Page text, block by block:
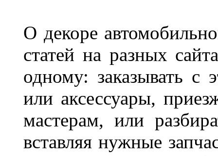
О декоре
статей на разных
одному: заказывать с
или аксессуары,
мастерам, или
вставляя нужные